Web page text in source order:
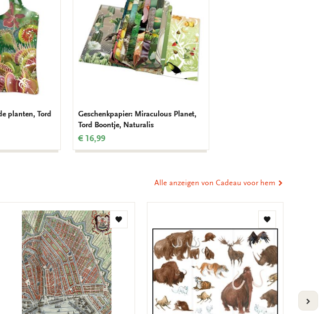
planten, Tord
Geschenkpapier: Miraculous Planet,
Tord Boontje, Naturalis
€ 16,99
Alle anzeigen von Cadeau voor hem
Zur
Wunschliste
hinzufügen
Zur
Wunschliste
hinzufügen